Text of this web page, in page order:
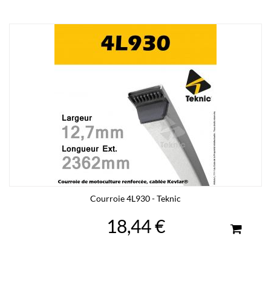
Courroie 4L930 - Teknic
18,44 €